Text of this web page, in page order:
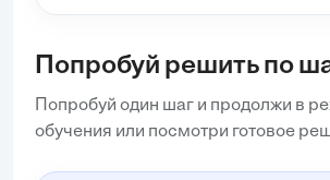
Попробуй решить по
Попробуй один шаг и продолжи в
обучения или посмотри готовое